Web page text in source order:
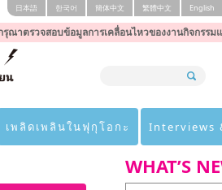
าตรวจสอบข้อมูลการเคลื่อนไหวของงานกิจกรรม
日本語 한국어 簡体中文 繁體中文 English
เพลิดเพลินในฟุกุโอกะ Interviews
WHAT’S